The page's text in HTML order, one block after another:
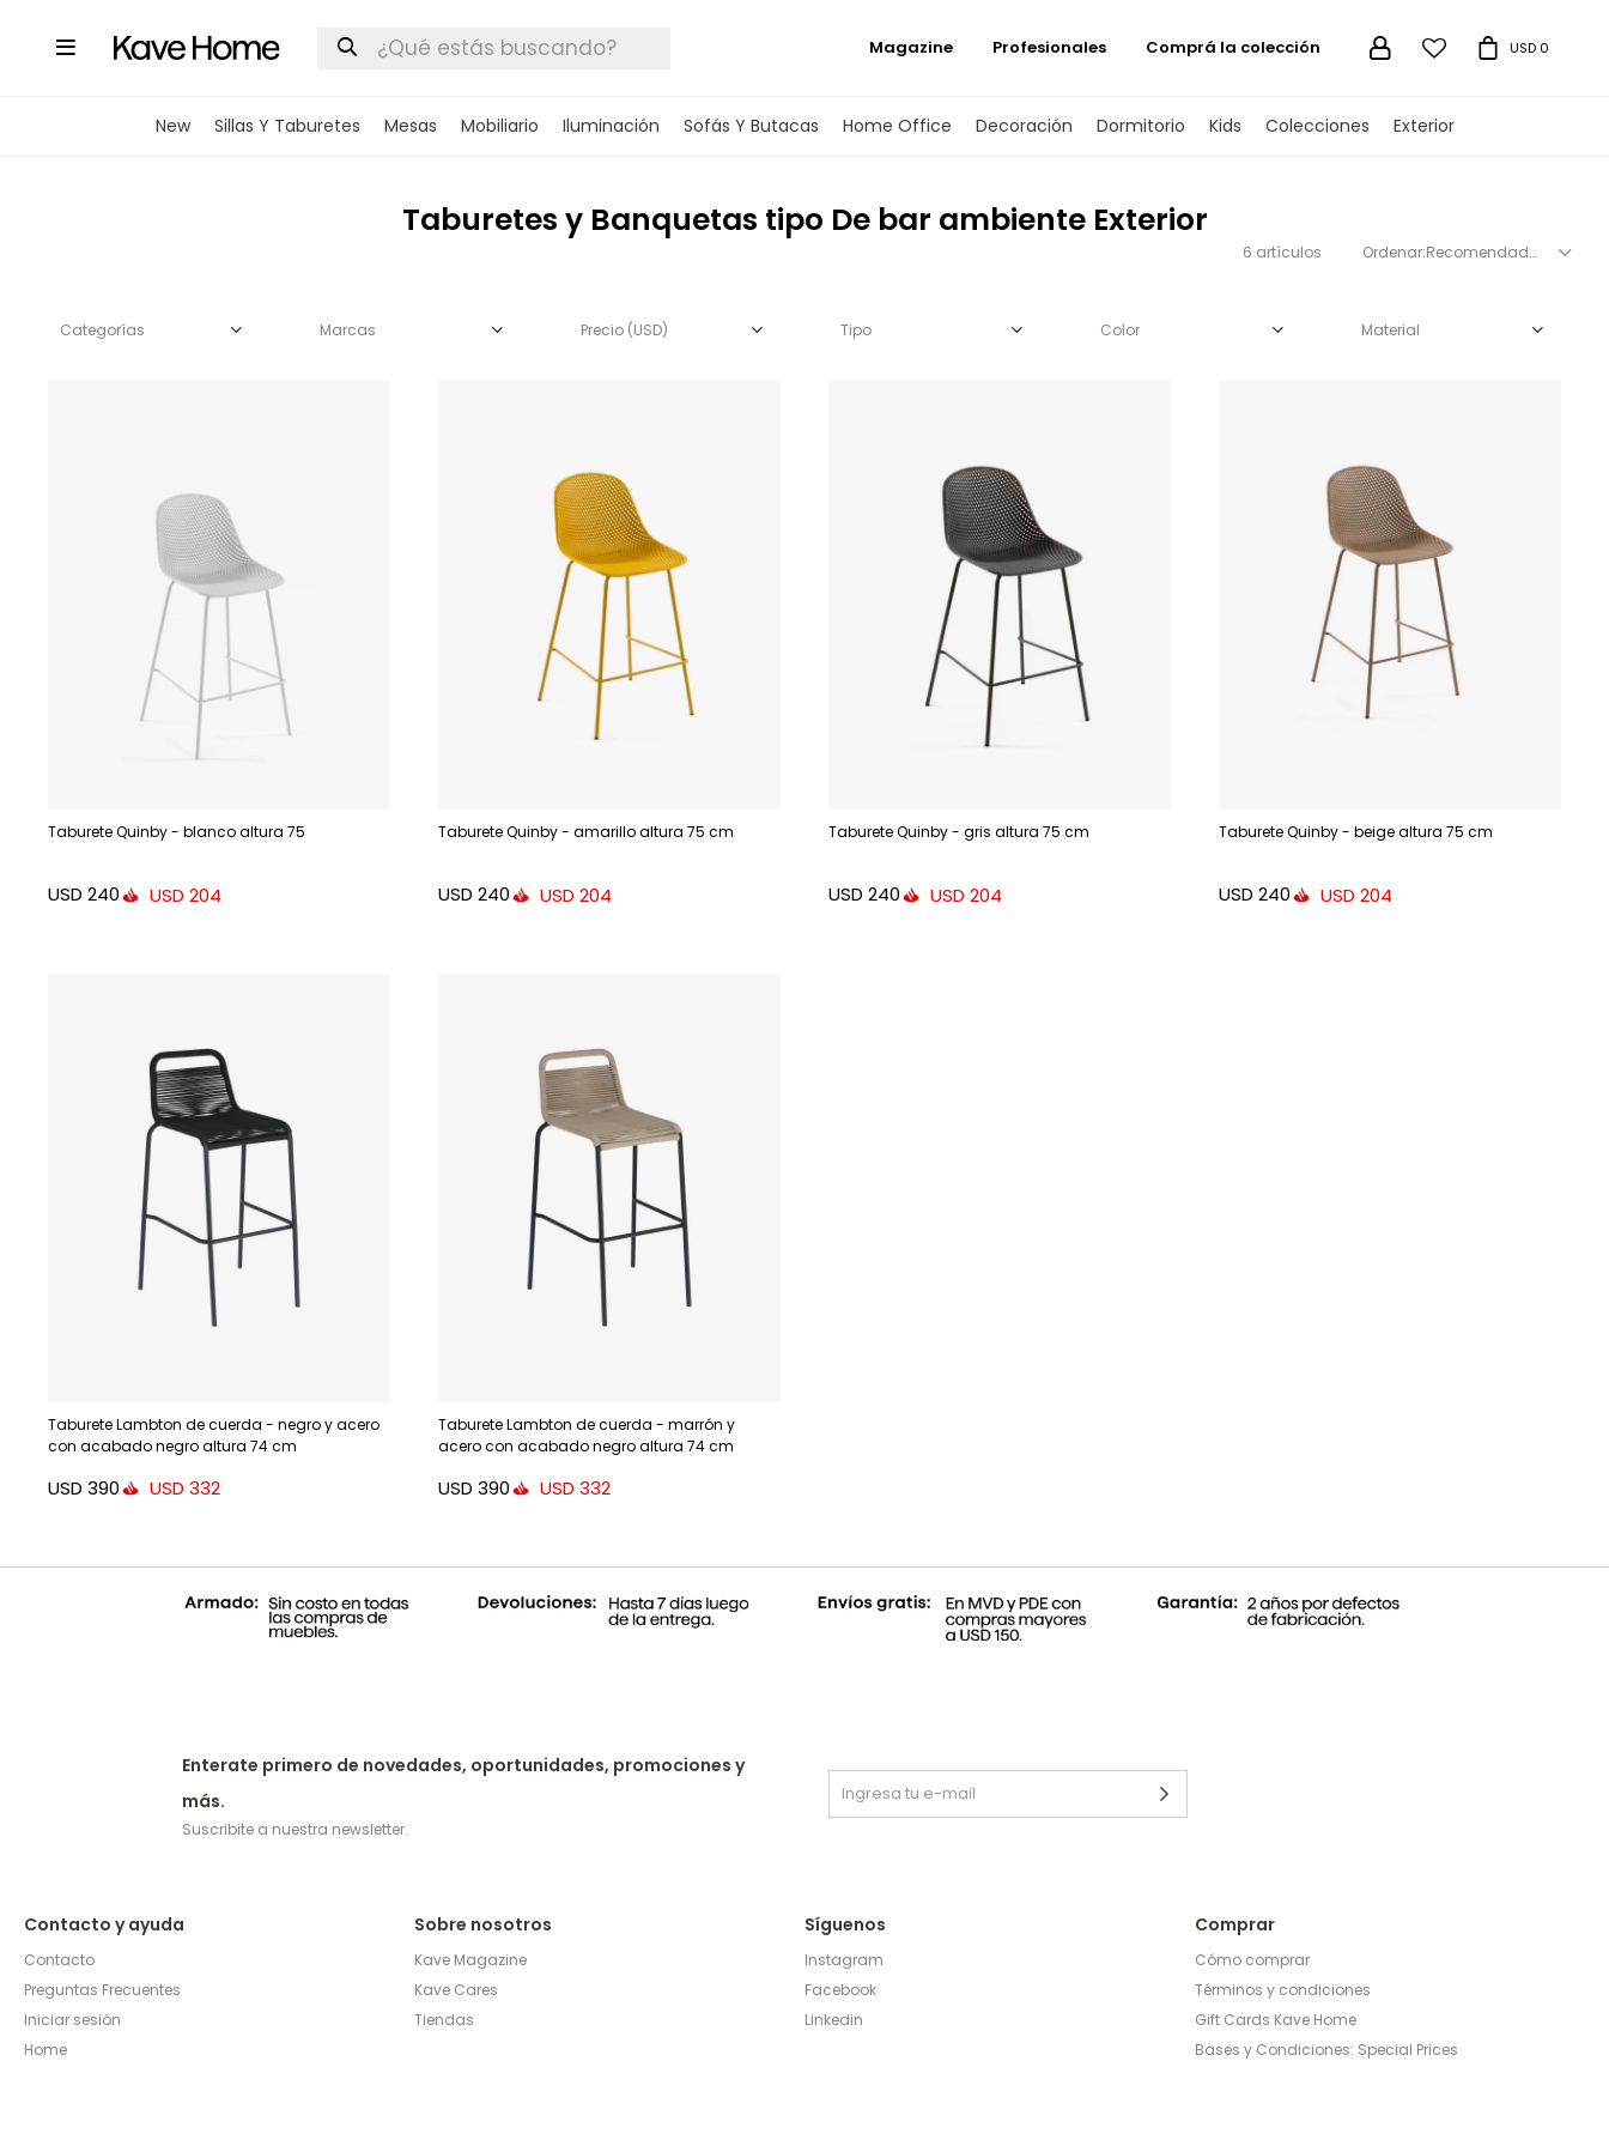

New Sillas Y Taburetes Mesas Mobiliario Iluminación Sofás Y Butacas Home Office Decoración Dormitorio Kids Colecciones Exterior
 USD 0
Magazine Profesionales Comprá la colección
Taburetes y Banquetas tipo De bar ambiente Exterior
6 artículos Recomendados
Taburete Quinby - blanco altura 75
USD 240 USD 204
Taburete Quinby - amarillo altura 75 cm
USD 240 USD 204
Taburete Quinby - gris altura 75 cm
USD 240 USD 204
Taburete Quinby - beige altura 75 cm
USD 240 USD 204
Taburete Lambton de cuerda - negro y acero
con acabado negro altura 74 cm
USD 390 USD 332
Taburete Lambton de cuerda - marrón y
acero con acabado negro altura 74 cm
USD 390 USD 332
Categorías Marcas Precio (USD) Tipo Color Material
Sobre nosotros
Kave Magazine
Kave Cares
Tiendas
Comprar
Cómo comprar
Términos y condiciones
Gift Cards Kave Home
Bases y Condiciones: Special Prices
Contacto y ayuda
Contacto
Preguntas Frecuentes
Iniciar sesión
Home
Síguenos
Instagram
Facebook
Linkedin
Enterate primero de novedades, oportunidades, promociones y
más.
Suscribite a nuestra newsletter.